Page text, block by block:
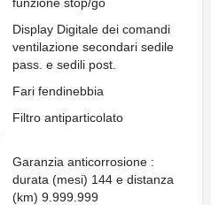
Display Digitale dei comandi
ventilazione secondari sedile
pass. e sedili post.
Fari fendinebbia
Filtro antiparticolato
Garanzia anticorrosione :
durata (mesi) 144 e distanza
(km) 9.999.999